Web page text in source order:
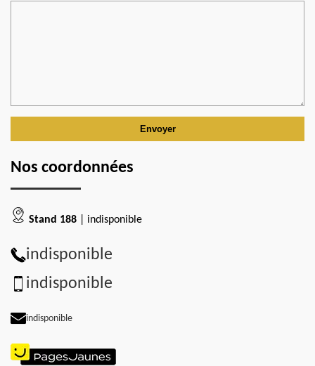
Nos coordonnées
Stand 188 | indisponible
indisponible
indisponible
indisponible